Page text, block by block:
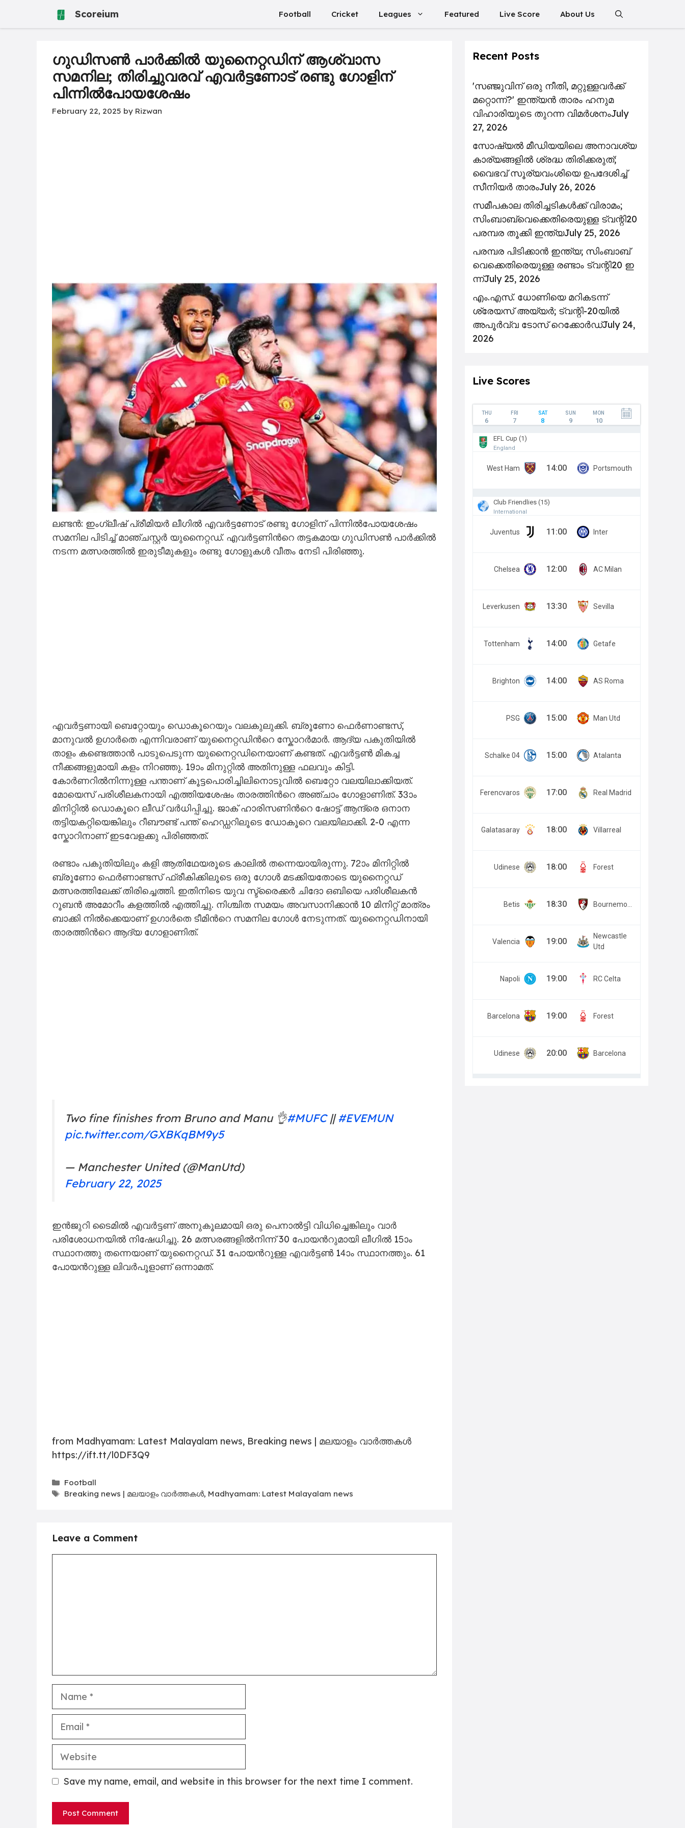
Scoreium Football Cricket Leagues Featured Live Score About Us
ഗുഡിസൺ പാർക്കിൽ യുനൈറ്റഡിന് ആശ്വാസ
സമനില; തിരിച്ചുവരവ് എവർട്ടണോട് രണ്ടു ഗോളിന്
പിന്നിൽപോയശേഷം
February 22, 2025 by Rizwan
ലണ്ടൻ: ഇംഗ്ലീഷ് പ്രീമിയർ ലീഗിൽ എവർട്ടണോട് രണ്ടു ഗോളിന് പിന്നിൽപോയശേഷം
സമനില പിടിച്ച് മാഞ്ചസ്റ്റർ യുനൈറ്റഡ്. എവർട്ടണിന്‍റെ തട്ടകമായ ഗുഡിസൺ പാർക്കിൽ
നടന്ന മത്സരത്തിൽ ഇരുടീമുകളും രണ്ടു ഗോളുകൾ വീതം നേടി പിരിഞ്ഞു.
എവർട്ടണായി ബെറ്റോയും ഡൊകൂറെയും വലകുലുക്കി. ബ്രൂണോ ഫെർണാണ്ടസ്,
മാനുവൽ ഉഗാർതെ എന്നിവരാണ് യുനൈറ്റഡിന്‍റെ സ്കോറർമാർ. ആദ്യ പകുതിയിൽ
താളം കണ്ടെത്താൻ പാടുപെടുന്ന യുനൈറ്റഡിനെയാണ് കണ്ടത്. എവർട്ടൺ മികച്ച
നീക്കങ്ങളുമായി കളം നിറഞ്ഞു. 19ാം മിനുറ്റിൽ അതിനുള്ള ഫലവും കിട്ടി.
കോർണറിൽനിന്നുള്ള പന്താണ് കൂട്ടപൊരിച്ചിലിനൊടുവിൽ ബെറ്റോ വലയിലാക്കിയത്.
മോയെസ് പരിശീലകനായി എത്തിയശേഷം താരത്തിന്‍റെ അഞ്ചാം ഗോളാണിത്. 33ാം
മിനിറ്റിൽ ഡൊകൂറെ ലീഡ് വർധിപ്പിച്ചു. ജാക് ഹാരിസണിന്‍റെ ഷോട്ട് ആന്ദ്രെ ഒനാന
തട്ടിയകറ്റിയെങ്കിലും റീബൗണ്ട് പന്ത് ഹെഡ്ഡറിലൂടെ ഡോകൂറെ വലയിലാക്കി. 2-0 എന്ന
സ്കോറിനാണ് ഇടവേളക്കു പിരിഞ്ഞത്.
രണ്ടാം പകുതിയിലും കളി ആതിഥേയരൂടെ കാലിൽ തന്നെയായിരുന്നു. 72ാം മിനിറ്റിൽ
ബ്രൂണോ ഫെർണാണ്ടസ് ഫ്രീകിക്കിലൂടെ ഒരു ഗോൾ മടക്കിയതോടെ യുനൈറ്റഡ്
മത്സരത്തിലേക്ക് തിരിച്ചെത്തി. ഇതിനിടെ യുവ സ്ട്രൈക്കർ ചിദോ ഒബിയെ പരിശീലകൻ
റൂബൻ അമോറീം കളത്തിൽ എത്തിച്ചു. നിശ്ചിത സമയം അവസാനിക്കാൻ 10 മിനിറ്റ് മാത്രം
ബാക്കി നിൽക്കെയാണ് ഉഗാർതെ ടീമിന്‍റെ സമനില ഗോൾ നേടുന്നത്. യുനൈറ്റഡിനായി
താരത്തിന്‍റെ ആദ്യ ഗോളാണിത്.
Two fine finishes from Bruno and Manu 👌#MUFC||#EVEMUN
pic.twitter.com/GXBKqBM9y5
— Manchester United (@ManUtd)
February 22, 2025
ഇൻജുറി ടൈമിൽ എവർട്ടണ് അനുകൂലമായി ഒരു പെനാൽട്ടി വിധിച്ചെങ്കിലും വാർ
പരിശോധനയിൽ നിഷേധിച്ചു. 26 മത്സരങ്ങളിൽനിന്ന് 30 പോയന്‍റുമായി ലീഗിൽ 15ാം
സ്ഥാനത്തു തന്നെയാണ് യുനൈറ്റഡ്. 31 പോയന്‍റുള്ള എവർട്ടൺ 14ാം സ്ഥാനത്തും. 61
പോയന്‍റുള്ള ലിവർപൂളാണ് ഒന്നാമത്.
from Madhyamam: Latest Malayalam news, Breaking news | മലയാളം വാർത്തകൾ
https://ift.tt/l0DF3Q9
Categories
Football
Tags
Breaking news | മലയാളം വാർത്തകൾ, Madhyamam: Latest Malayalam news
Leave a Comment
Name
Email
Website
Save my name, email, and website in this browser for the next time I comment.
Recent Posts
'സഞ്ജുവിന് ഒരു നീതി, മറ്റുള്ളവർക്ക്
മറ്റൊന്ന്?' ഇന്ത്യൻ താരം ഹനുമ
വിഹാരിയുടെ തുറന്ന വിമർശനംJuly
27, 2026
സോഷ്യൽ മീഡിയയിലെ അനാവശ്യ
കാര്യങ്ങളിൽ ശ്രദ്ധ തിരിക്കരുത്;
വൈഭവ് സൂര്യവംശിയെ ഉപദേശിച്ച്
സീനിയർ താരംJuly 26, 2026
സമീപകാല തിരിച്ചടികൾക്ക് വിരാമം;
സിംബാബ്‌വെക്കെതിരെയുള്ള ട്വന്റി20
പരമ്പര തൂക്കി ഇന്ത്യJuly 25, 2026
പ​ര​മ്പ​ര പി​ടി​ക്കാ​ൻ ഇ​ന്ത്യ; സിം​ബാ​ബ്​
‍വെക്കെതിരെയുള്ള ര​ണ്ടാം ട്വ​ന്റി20 ഇ​
ന്ന്July 25, 2026
എം.എസ്. ധോണിയെ മറികടന്ന്
ശ്രേയസ് അയ്യർ; ട്വന്റി-20യിൽ
അപൂർവ്വ ടോസ് റെക്കോർഡ്July 24,
2026
Live Scores
THU
6
FRI
7
SAT
8
SUN
9
MON
10
EFL Cup (1)
England
West Ham 14:00 Portsmouth
Club Friendlies (15)
International
Juventus 11:00 Inter
Chelsea 12:00 AC Milan
Leverkusen 13:30 Sevilla
Tottenham 14:00 Getafe
Brighton 14:00 AS Roma
PSG 15:00 Man Utd
Schalke 04 15:00 Atalanta
Ferencvaros 17:00 Real Madrid
Galatasaray 18:00 Villarreal
Udinese 18:00 Forest
Betis 18:30
Valencia 19:00
Newcastle
Utd
Napoli 19:00 RC Celta
Barcelona 19:00 Forest
Udinese 20:00 Barcelona